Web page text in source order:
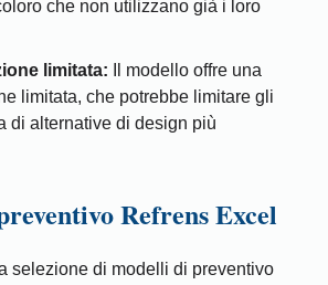
che non utilizzano già i loro
limitata: Il modello offre una
limitata, che potrebbe limitare gli
di alternative di design più
Refrens Excel
selezione di modelli di preventivo